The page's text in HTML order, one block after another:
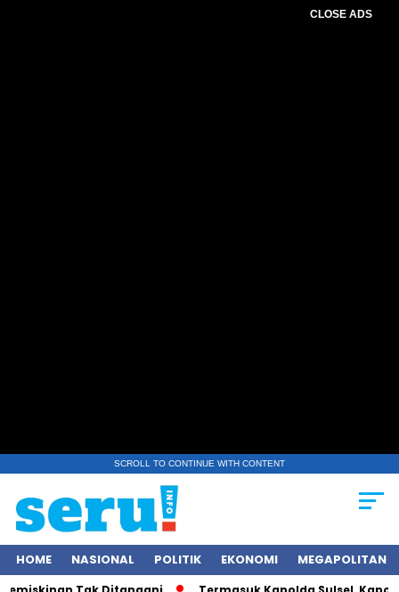
CLOSE ADS
SCROLL TO CONTINUE WITH CONTENT
HOME NASIONAL POLITIK EKONOMI MEGAPOLITAN